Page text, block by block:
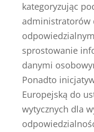
kategoryzując
administratorów
sprostowanie
danymi
Ponadto
Europejską do
wytycznych dla